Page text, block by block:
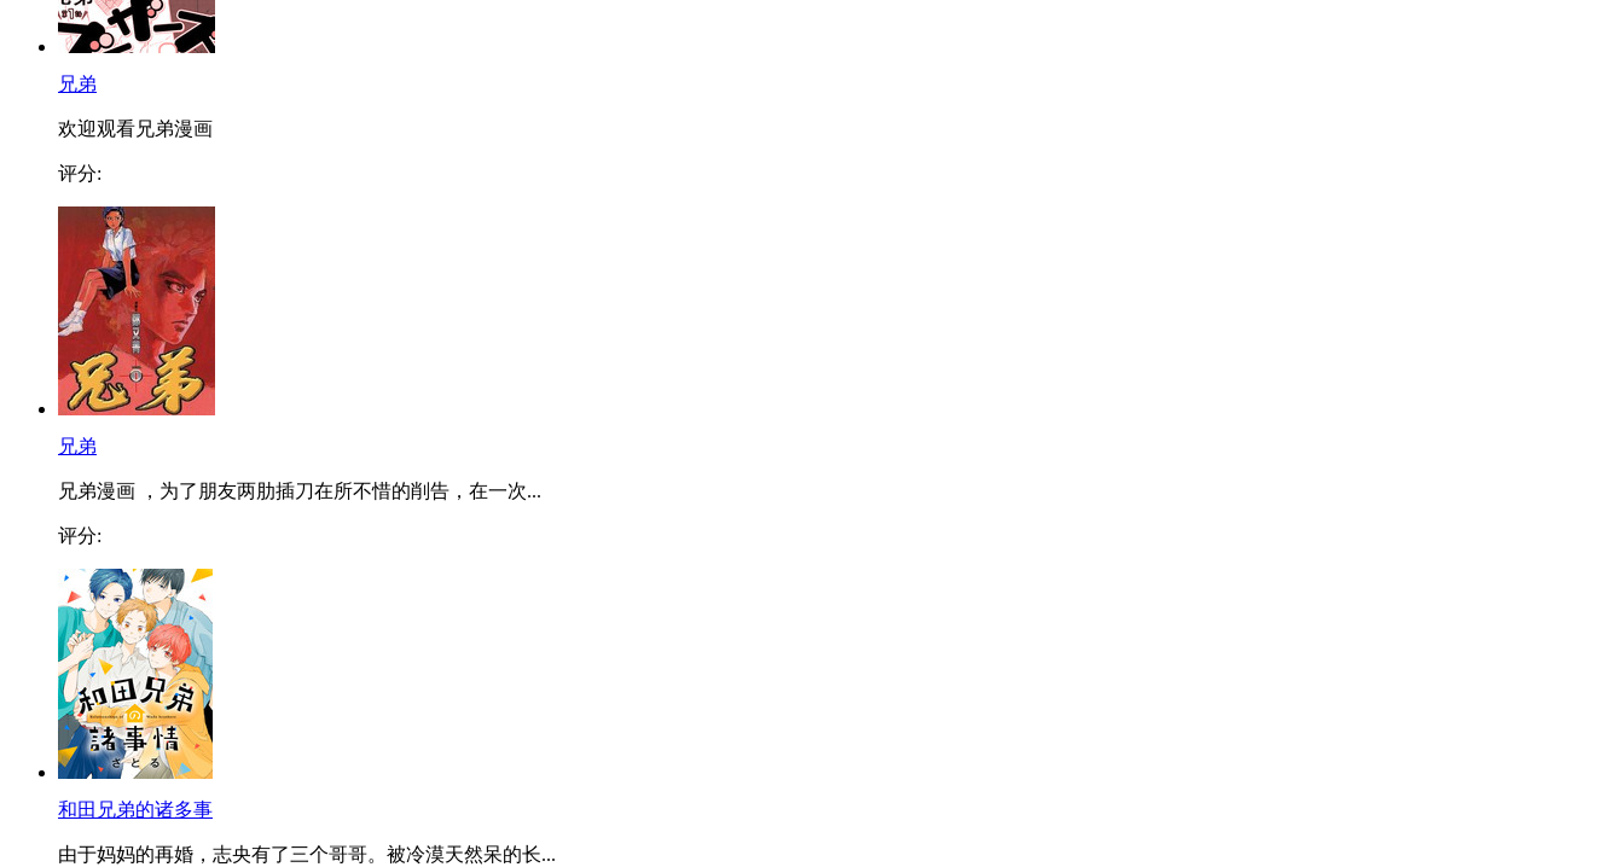
兄弟
欢迎观看兄弟漫画
评分:
兄弟
兄弟漫画 ，为了朋友两肋插刀在所不惜的削告，在一次...
评分:
和田兄弟的诸多事
由于妈妈的再婚，志央有了三个哥哥。被冷漠天然呆的长...